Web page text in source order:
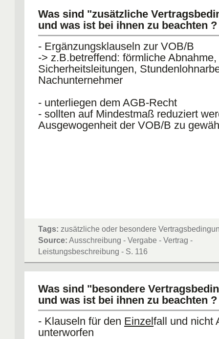
Was sind "zusätzliche
und was ist bei ihnen zu beachten ?
- Ergänzungsklauseln zur VOB/B
-> z.B.betreffend: förmliche Abnahme,
Sicherheitsleitungen,
Nachunternehmer
- unterliegen dem AGB-Recht
- sollten auf Mindestmaß reduziert
Ausgewogenheit der VOB/B zu
Tags: zusätzliche oder besondere
Source: Ausschreibung - Vergabe - Vertrag -
Leistungsbeschreibung - S. 116
Was sind "besondere
und was ist bei ihnen zu beachten ?
- Klauseln für den Einzelfall und nicht
unterworfen